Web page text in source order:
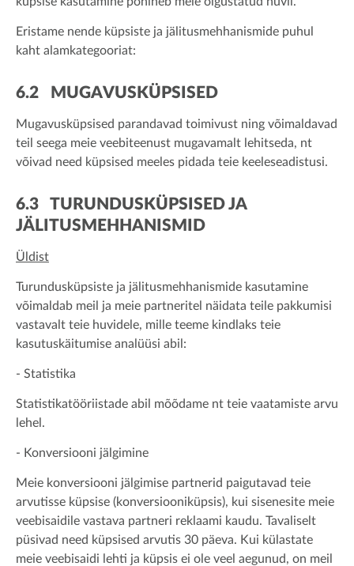
Eristame nende küpsiste ja jälitusmehhanismide puhul
kaht alamkategooriat:
6.2 MUGAVUSKÜPSISED
Mugavusküpsised parandavad toimivust ning võimaldavad
teil seega meie veebiteenust mugavamalt lehitseda, nt
võivad need küpsised meeles pidada teie keeleseadistusi.
6.3 TURUNDUSKÜPSISED JA
JÄLITUSMEHHANISMID
Üldist
Turundusküpsiste ja jälitusmehhanismide kasutamine
võimaldab meil ja meie partneritel näidata teile pakkumisi
vastavalt teie huvidele, mille teeme kindlaks teie
kasutuskäitumise analüüsi abil:
- Statistika
Statistikatööriistade abil mõõdame nt teie vaatamiste arvu
lehel.
- Konversiooni jälgimine
Meie konversiooni jälgimise partnerid paigutavad teie
arvutisse küpsise (konversiooniküpsis), kui sisenesite meie
veebisaidile vastava partneri reklaami kaudu. Tavaliselt
püsivad need küpsised arvutis 30 päeva. Kui külastate
meie veebisaidi lehti ja küpsis ei ole veel aegunud, on meil